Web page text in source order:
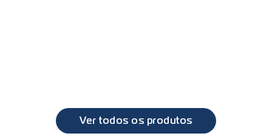
Ver todos os produtos